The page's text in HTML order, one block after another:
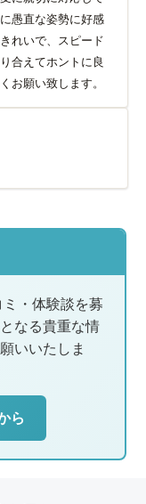
愚直な姿勢に好感
れいで、スピード
合えてホントに良
お願い致します。
・体験談を募
なる貴重な情
いいたしま
ら